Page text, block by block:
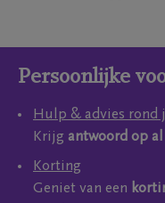
Persoonlijke
Hulp & advies rond
Krijg antwoord op
Korting
Geniet van een